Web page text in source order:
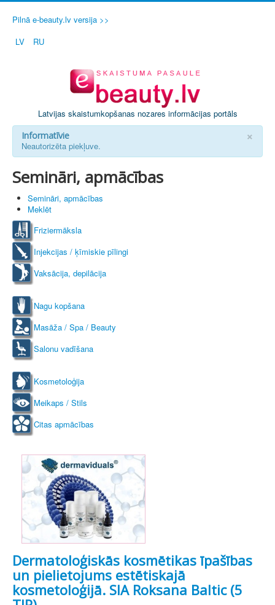
Pilnā e-beauty.lv versija >>
LV
RU
Latvijas skaistumkopšanas nozares informācijas portāls
×
Informatīvie
Neautorizēta piekļuve.
Semināri, apmācības
Semināri, apmācības
Meklēt
Friziermāksla
Injekcijas / ķīmiskie pīlingi
Vaksācija, depilācija
Nagu kopšana
Masāža / Spa / Beauty
Salonu vadīšana
Kosmetoloģija
Meikaps / Stils
Citas apmācības
Dermatoloģiskās kosmētikas īpašības
un pielietojums estētiskajā
kosmetoloģijā. SIA Roksana Baltic (5